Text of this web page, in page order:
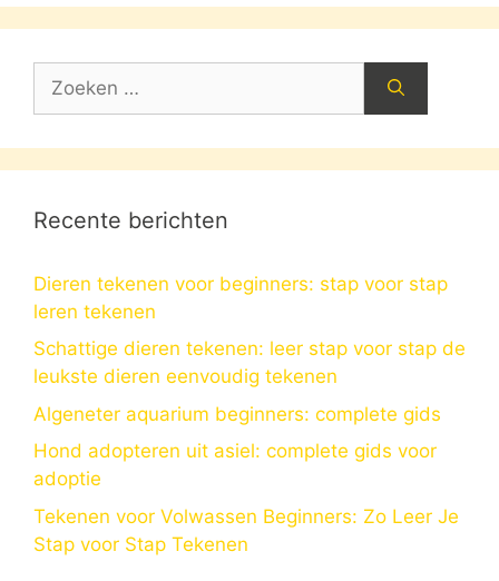
naar:
Recente berichten
Dieren tekenen voor beginners: stap voor stap
leren tekenen
Schattige dieren tekenen: leer stap voor stap de
leukste dieren eenvoudig tekenen
Algeneter aquarium beginners: complete gids
Hond adopteren uit asiel: complete gids voor
adoptie
Tekenen voor Volwassen Beginners: Zo Leer Je
Stap voor Stap Tekenen